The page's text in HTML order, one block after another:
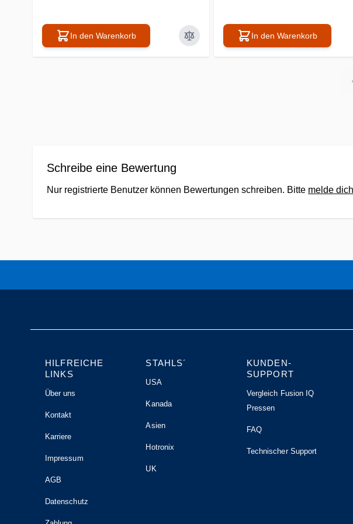
In den Warenkorb In den Warenkorb
Schreibe eine Bewertung
Nur registrierte Benutzer können Bewertungen schreiben. Bitte melde
HILFREICHE
LINKS
Über uns
Kontakt
Karriere
Impressum
AGB
Datenschutz
STAHLS´
USA
Kanada
Asien
Hotronix
UK
KUNDEN-
SUPPORT
Vergleich Fusion IQ
Pressen
FAQ
Technischer Support